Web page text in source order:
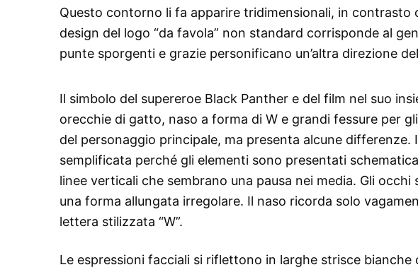
Questo contorno li fa apparire tridimensionali, in contrasto
design del logo “da favola” non standard corrisponde al
punte sporgenti e grazie personificano un’altra direzione
Il simbolo del supereroe Black Panther e del film nel suo
orecchie di gatto, naso a forma di W e grandi fessure per
del personaggio principale, ma presenta alcune
semplificata perché gli elementi sono presentati
linee verticali che sembrano una pausa nei media. Gli
una forma allungata irregolare. Il naso ricorda solo
lettera stilizzata “W”.
Le espressioni facciali si riflettono in larghe strisce